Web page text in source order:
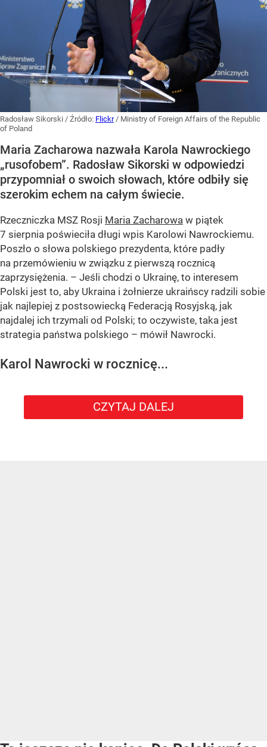
Radosław Sikorski / Źródło: Flickr / Ministry of Foreign Affairs of the Republic
of Poland
Maria Zacharowa nazwała Karola Nawrockiego
„rusofobem”. Radosław Sikorski w odpowiedzi
przypomniał o swoich słowach, które odbiły się
szerokim echem na całym świecie.
Rzeczniczka MSZ Rosji Maria Zacharowa w piątek
7 sierpnia poświeciła długi wpis Karolowi Nawrockiemu.
Poszło o słowa polskiego prezydenta, które padły
na przemówieniu w związku z pierwszą rocznicą
zaprzysiężenia. – Jeśli chodzi o Ukrainę, to interesem
Polski jest to, aby Ukraina i żołnierze ukraińscy radzili sobie
jak najlepiej z postsowiecką Federacją Rosyjską, jak
najdalej ich trzymali od Polski; to oczywiste, taka jest
strategia państwa polskiego – mówił Nawrocki.
Karol Nawrocki w rocznicę...
CZYTAJ DALEJ